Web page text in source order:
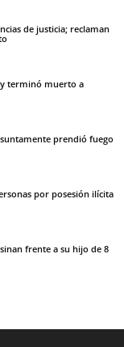
de justicia; reclaman
terminó muerto a
prendió fuego
por posesión ilícita
frente a su hijo de 8